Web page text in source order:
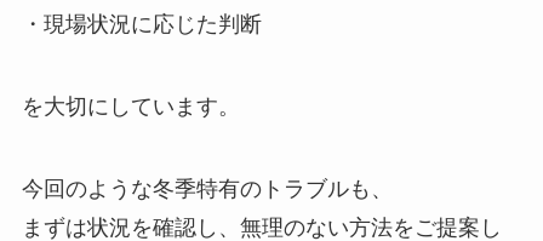
・現場状況に応じた判断
を大切にしています。
今回のような冬季特有のトラブルも、
まずは状況を確認し、無理のない方法をご提案し